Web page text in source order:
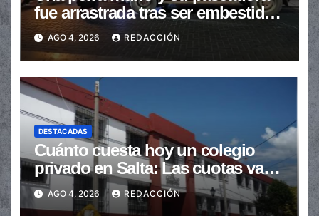
fue arrastrada tras ser embestidas
en la senda peatonal
AGO 4, 2026 REDACCIÓN
DESTACADAS
Cuánto cuesta hoy un colegio
privado en Salta: Las cuotas van
de $110.000 a más de $600.000
AGO 4, 2026 REDACCIÓN